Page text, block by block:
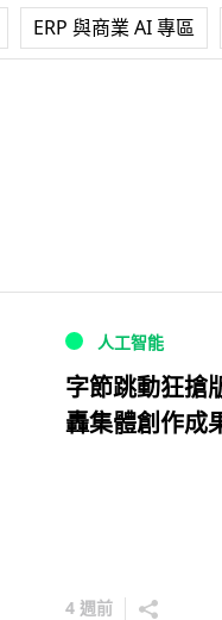
ERP 與商業 AI 專區
人工智能
字節跳動狂搶
轟集體創作成
4 週前